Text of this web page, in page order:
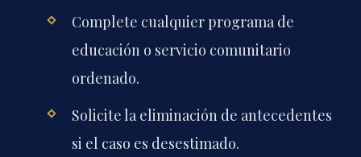
Complete cualquier programa de
educación o servicio comunitario
ordenado.
Solicite la eliminación de antecedentes
si el caso es desestimado.